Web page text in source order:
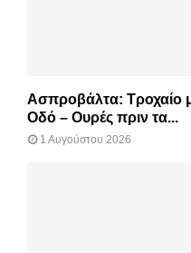
Ασπροβάλτα: Τροχαίο
Οδό – Ουρές πριν τα...
1 Αυγούστου 2026